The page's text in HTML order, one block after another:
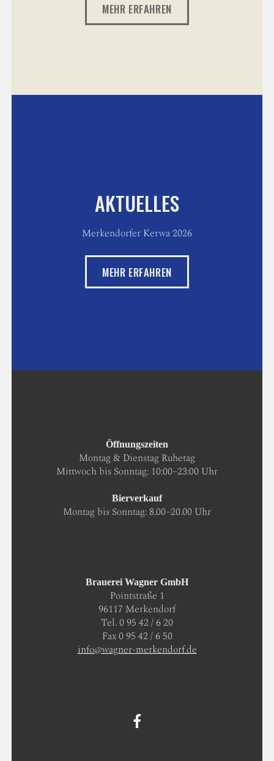
MEHR ERFAHREN
AKTUELLES
Merkendorfer Kerwa 2026
MEHR ERFAHREN
Öffnungszeiten
Montag & Dienstag Ruhetag
Mittwoch bis Sonntag: 10:00–23:00 Uhr
Bierverkauf
Montag bis Sonntag: 8.00–20.00 Uhr
Brauerei Wagner GmbH
Pointstraße 1
96117 Merkendorf
Tel. 0 95 42 / 6 20
Fax 0 95 42 / 6 50
info@wagner-merkendorf.de